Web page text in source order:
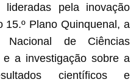
lideradas pela inovação
Plano Quinquenal, a
Nacional de Ciências
e a investigação sobre a
científicos e